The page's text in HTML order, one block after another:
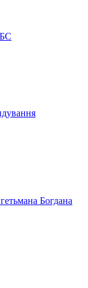
Богдана